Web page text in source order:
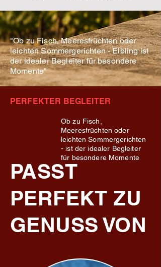
"Ob zu Fisch, Meeresfrüchten oder
leichten Sommergerichten - Elbling ist
der idealer Begleiter für besondere
Momente"
PERFEKTER BEGLEITER
PASST
PERFEKT ZU
GENUSS VON
Ob zu Fisch,
Meeresfrüchten oder
leichten Sommergerichten
- ist der idealer Begleiter
für besondere Momente